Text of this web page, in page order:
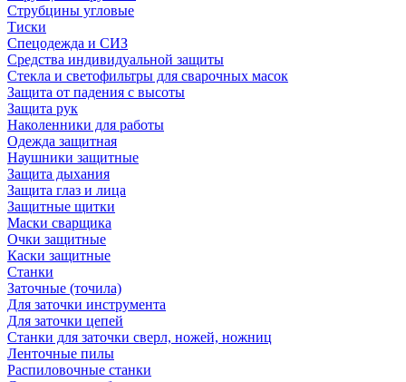
Струбцины угловые
Тиски
Спецодежда и СИЗ
Средства индивидуальной защиты
Стекла и светофильтры для сварочных масок
Защита от падения с высоты
Защита рук
Наколенники для работы
Одежда защитная
Наушники защитные
Защита дыхания
Защита глаз и лица
Защитные щитки
Маски сварщика
Очки защитные
Каски защитные
Станки
Заточные (точила)
Для заточки инструмента
Для заточки цепей
Станки для заточки сверл, ножей, ножниц
Ленточные пилы
Распиловочные станки